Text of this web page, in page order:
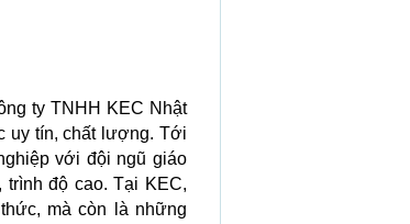
ty TNHH KEC Nhật
uy tín, chất lượng. Tới
với đội ngũ giáo
độ cao. Tại KEC,
mà còn là những